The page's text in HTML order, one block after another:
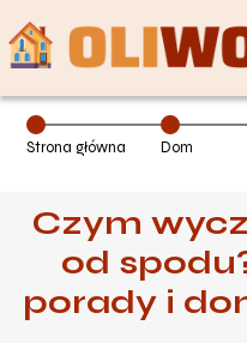
Strona główna Dom
Czym
od
porady i